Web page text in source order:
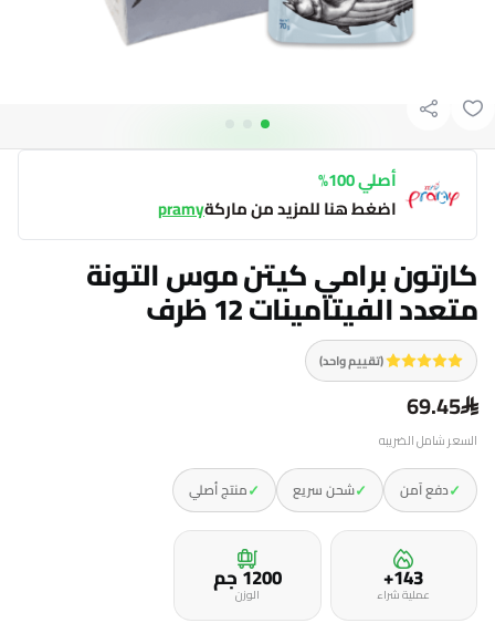
أصلي 100%
اضغط هنا للمزيد من ماركةpramy
كارتون برامي كيتن موس التونة
متعدد الفيتامينات 12 ظرف
(تقييم واحد)
69.45
السعر شامل الضريبه
✓دفع آمن ✓شحن سريع ✓منتج أصلي
143+
عملية شراء 1200 جم
الوزن